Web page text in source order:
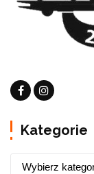
Kategorie